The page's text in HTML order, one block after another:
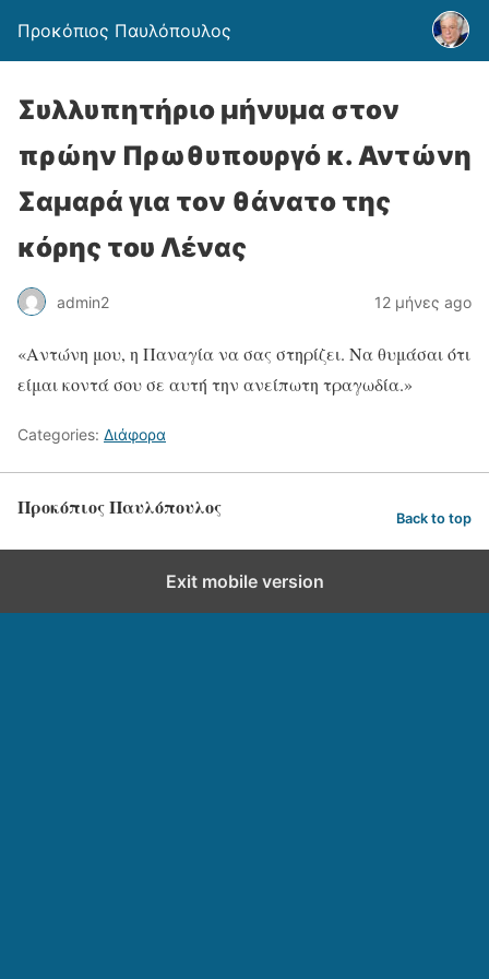
Προκόπιος Παυλόπουλος
Συλλυπητήριο μήνυμα στον
πρώην Πρωθυπουργό κ. Αντώνη
Σαμαρά για τον θάνατο της
κόρης του Λένας
admin2 12 μήνες ago
«Αντώνη μου, η Παναγία να σας στηρίζει. Να θυμάσαι ότι
είμαι κοντά σου σε αυτή την ανείπωτη τραγωδία.»
Categories: Διάφορα
Προκόπιος Παυλόπουλος Back to top
Exit mobile version